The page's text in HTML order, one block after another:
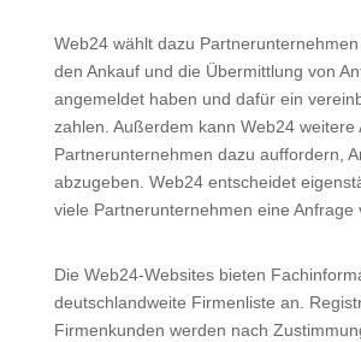
Web24 wählt dazu
den Ankauf und die Übermittlung von
angemeldet haben und dafür ein
zahlen. Außerdem kann Web24 weitere
Partnerunternehmen dazu auffordern,
abzugeben. Web24 entscheidet
viele Partnerunternehmen eine Anfrage
Die Web24-Websites bieten
deutschlandweite Firmenliste an.
Firmenkunden werden nach